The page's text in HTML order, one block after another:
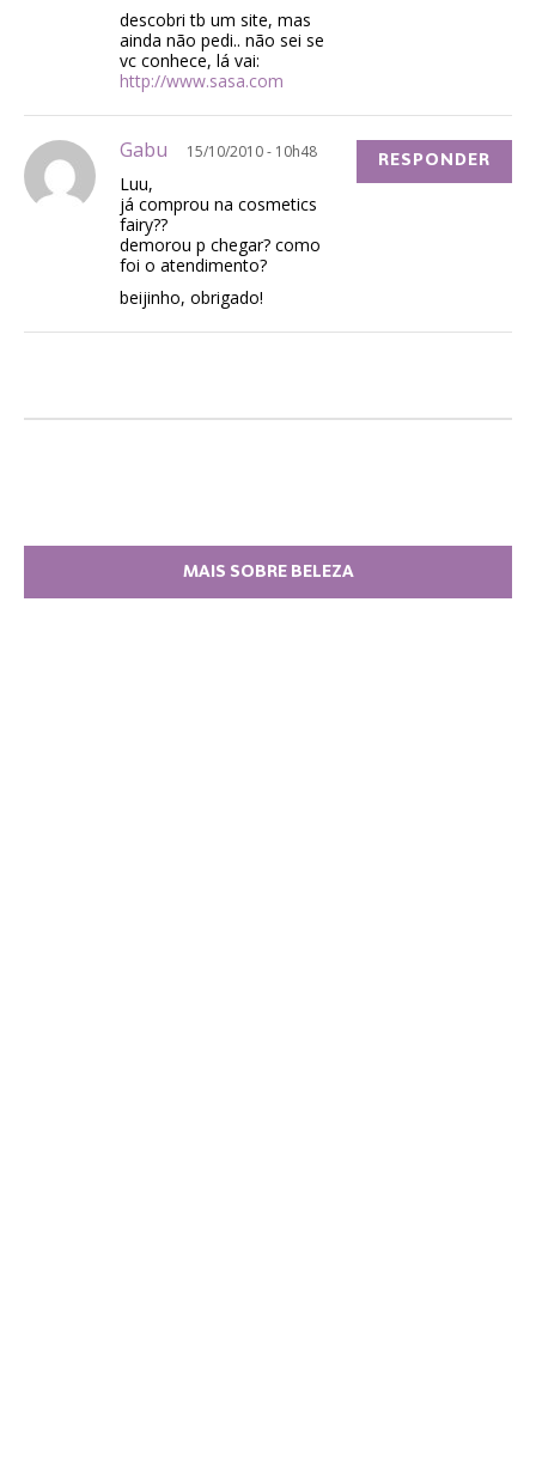
descobri tb um site, mas
ainda não pedi.. não sei se
vc conhece, lá vai:
http://www.sasa.com
Gabu 15/10/2010 - 10h48
Luu,
já comprou na cosmetics
fairy??
demorou p chegar? como
foi o atendimento?
beijinho, obrigado!
RESPONDER
MAIS SOBRE BELEZA